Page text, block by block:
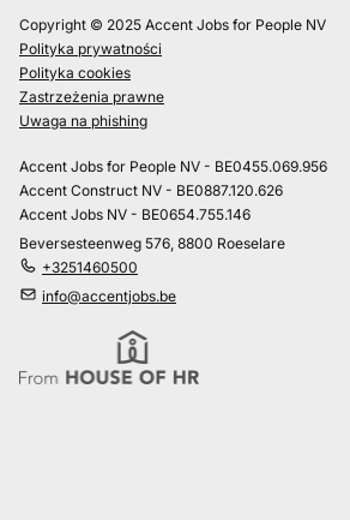
Copyright © 2025 Accent Jobs for People NV
Polityka prywatności
Polityka cookies
Zastrzeżenia prawne
Uwaga na phishing
Accent Jobs for People NV - BE0455.069.956
Accent Construct NV - BE0887.120.626
Accent Jobs NV - BE0654.755.146
Beversesteenweg 576, 8800 Roeselare
+3251460500
info@accentjobs.be